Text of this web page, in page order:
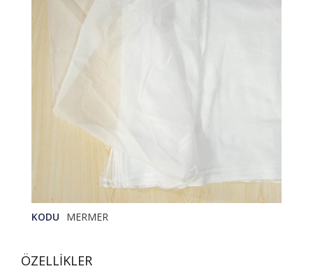
KODU MERMER
ÖZELLİKLER